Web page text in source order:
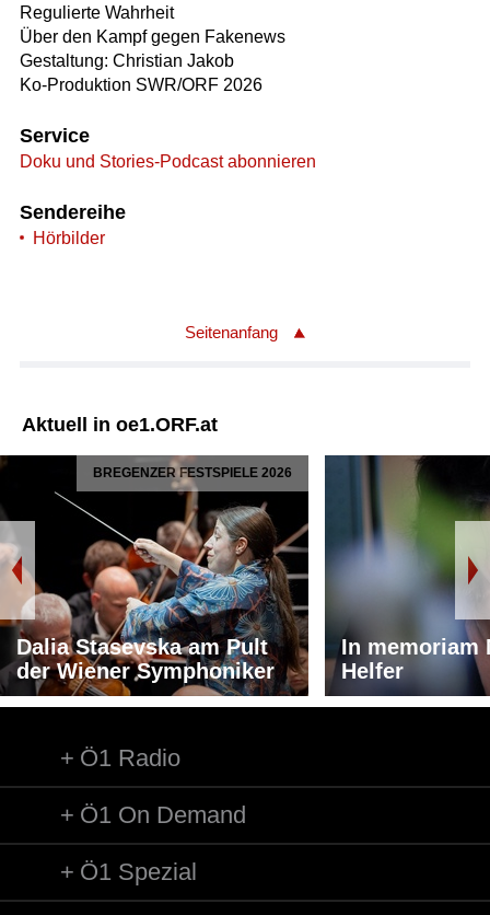
Regulierte Wahrheit
Über den Kampf gegen Fakenews
Gestaltung: Christian Jakob
Ko-Produktion SWR/ORF 2026
Service
Doku und Stories-Podcast abonnieren
Sendereihe
Hörbilder
Seitenanfang
Aktuell in oe1.ORF.at
BREGENZER FESTSPIELE 2026
Dalia Stasevska am Pult
der Wiener Symphoniker
In memoriam
Helfer
Ö1 Radio
Ö1 On Demand
Ö1 Spezial